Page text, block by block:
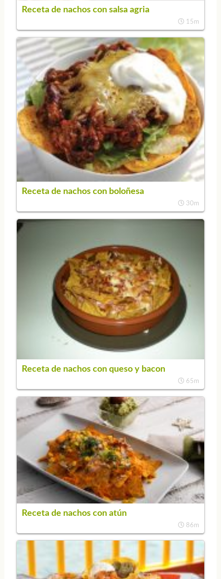
Receta de nachos con salsa agria
15m
Receta de nachos con boloñesa
30m
Receta de nachos con queso y bacon
65m
Receta de nachos con atún
86m